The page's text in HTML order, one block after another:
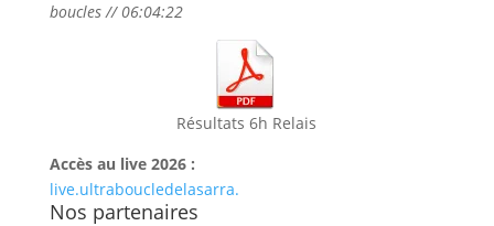
boucles // 06:04:22
Résultats 6h Relais
Accès au live 2026 :
live.ultraboucledelasarra.
Nos partenaires